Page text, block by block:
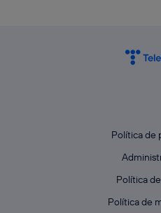
Política de
Política
Política de